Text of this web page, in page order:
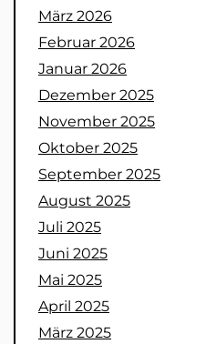
März 2026
Februar 2026
Januar 2026
Dezember 2025
November 2025
Oktober 2025
September 2025
August 2025
Juli 2025
Juni 2025
Mai 2025
April 2025
März 2025